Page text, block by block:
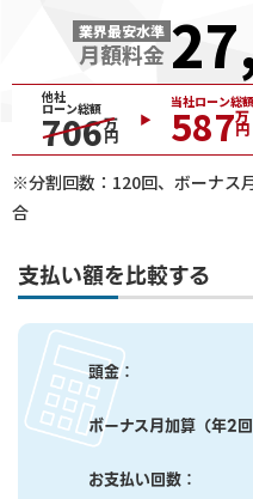
業界最安水準
月額料金
他社
ローン総額
706万円
当社ローン総額
587万円
※分割回数： 120回、ボーナス
合
支払い額を比較する
頭金：
ボーナス月加算（年2回
お支払い回数：